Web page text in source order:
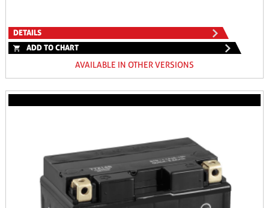
DETAILS
ADD TO CHART
AVAILABLE IN OTHER VERSIONS